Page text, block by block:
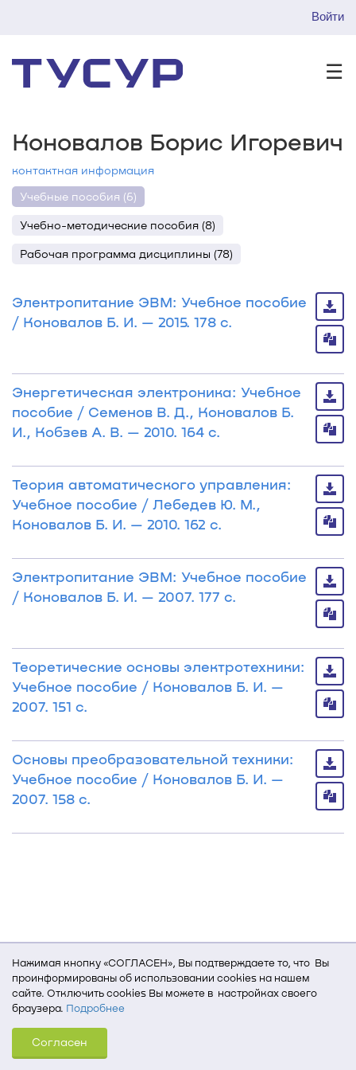
Войти
☰
Нажимая кнопку «СОГЛАСЕН», Вы подтверждаете то, что Вы
проинформированы об использовании cookies на нашем
сайте. Отключить cookies Вы можете в настройках своего
браузера. Подробнее
Для того, чтобы мы могли качественно предоставить Вам
услуги, мы используем cookies, которые сохраняются
на Вашем компьютере (Сведения о местоположении; ip-адрес;
Согласен
Коновалов Борис Игоревич
контактная информация
Учебные пособия (6)
Учебно-методические пособия (8)
Рабочая программа дисциплины (78)
Электропитание ЭВМ: Учебное пособие
/ Коновалов Б. И. — 2015. 178 с.
Энергетическая электроника: Учебное
пособие / Семенов В. Д., Коновалов Б.
И., Кобзев А. В. — 2010. 164 с.
Теория автоматического управления:
Учебное пособие / Лебедев Ю. М.,
Коновалов Б. И. — 2010. 162 с.
Электропитание ЭВМ: Учебное пособие
/ Коновалов Б. И. — 2007. 177 с.
Теоретические основы электротехники:
Учебное пособие / Коновалов Б. И. —
2007. 151 с.
Основы преобразовательной техники:
Учебное пособие / Коновалов Б. И. —
2007. 158 с.